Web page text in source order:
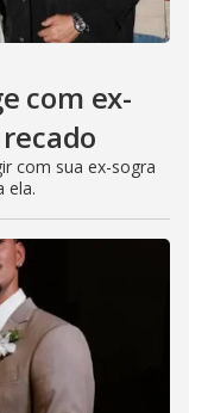
com ex-
com sua ex-sogra
ela.